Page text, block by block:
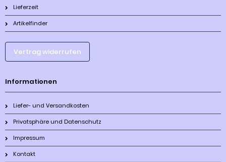
Lieferzeit
Artikelfinder
Vertrag widerrufen
Informationen
Liefer- und Versandkosten
Privatsphäre und Datenschutz
Impressum
Kontakt